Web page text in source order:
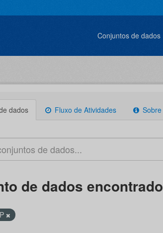
Conjuntos de dados
dados Fluxo de Atividades Sobre
de dados encontrado